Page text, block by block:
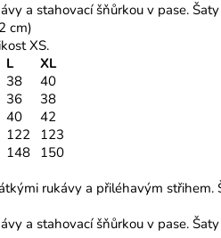
a stahovací šňůrkou v pase.
cm)
XS.
L
XL
38
40
36
38
40
42
122 123
148 150
rukávy a přiléhavým
a stahovací šňůrkou v pase.